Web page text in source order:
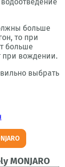
больше
то при
больше
при вождении.
выбрать
MONJARO